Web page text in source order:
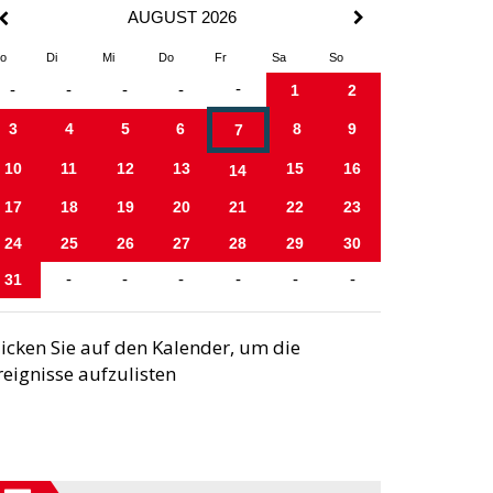
AUGUST 2026
Di Mi Do Fr Sa So
- - - - - 1 2
3 4 5 6 7 8 9
10 11 12 13 14 15 16
17 18 19 20 21 22 23
24 25 26 27 28 29 30
31 - - - - - -
Sie auf den Kalender, um die
aufzulisten